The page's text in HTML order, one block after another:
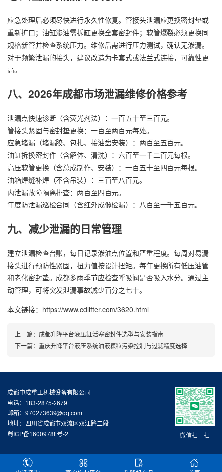
应急处理后必须尽快进行永久性修复。管接头泄漏应更换密封垫或
重新扩口；油缸渗油需拆缸更换全套密封件；软管爆裂必须更换同
规格新管并检查系统压力。维修后需进行压力测试，确认无渗漏。
对于频繁泄漏的接头，建议改造为卡套式或法兰式连接，可靠性更
高。
八、2026年成都市场泄漏维修价格参考
泄漏点快速诊断（含荧光剂法）：一百五十至三百元。
管接头紧固与密封垫更换：一百至两百元每处。
应急堵漏（堵漏胶、包扎、接油盘安装）：两百至五百元。
油缸拆换密封件（含解体、清洗）：六百至一千二百元每根。
高压软管更换（含总成制作、安装）：一百五十至四百元每根。
油箱焊缝补焊（不含吊装）：三百至八百元。
内泄漏故障隔离排查：两百至四百元。
年度防泄漏巡检合同（含红外成像检漏）：八百至一千五百元。
九、减少泄漏的日常管理
建立泄漏检查台账，每日记录渗油点位置和严重程度。每周对易漏
接头进行预防性紧固，扭力值按设计扭矩。每年更换所有低压油管
和老化密封垫。成都多雨季节应检查呼吸阀是否吸入水分。通过主
动管理，可将突发泄漏事故减少百分之七十。
本文链接：https://www.cdlifter.com/3620.html
上一篇： 成都升降平台液压缸活塞密封件选型与安装指南
下一篇： 重庆升降平台液压系统油液颗粒污染控制与过滤精度选择
微信扫一扫
成都中成重工机械设备有限公司
电话：183-2875-2679
邮箱：970273639@qq.com
地址：四川省成都市双流区双江路二段
蜀ICP备16009788号-2